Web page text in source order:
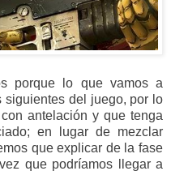
porque lo que vamos a
siguientes del juego, por lo
antelación y que tenga
en lugar de mezclar
que explicar de la fase
que podríamos llegar a